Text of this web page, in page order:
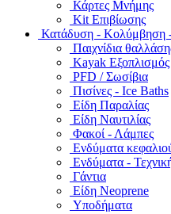
Κάρτες Μνήμης
Kit Επιβίωσης
Κατάδυση - Κολύμβηση
Παιχνίδια
Kayak Εξοπλισμός
PFD / Σωσίβια
Πισίνες - Ice Baths
Είδη Παραλίας
Είδη Ναυτιλίας
Φακοί - Λάμπες
Ενδύματα
Ενδύματα -
Γάντια
Είδη Neoprene
Υποδήματα